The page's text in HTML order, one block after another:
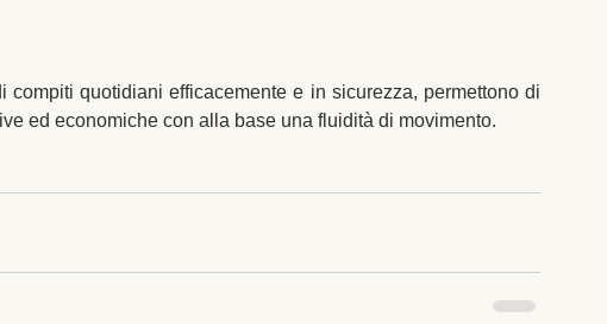
compiti quotidiani efficacemente e in sicurezza, permettono di
ed economiche con alla base una fluidità di movimento.